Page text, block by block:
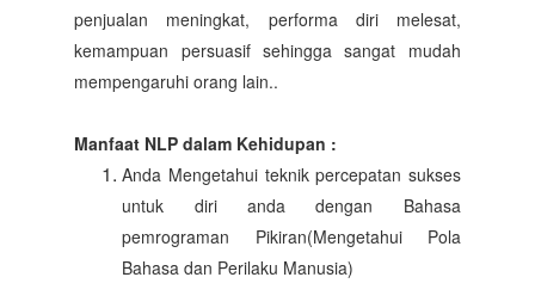
penjualan meningkat, performa diri melesat,
kemampuan persuasif sehingga sangat mudah
mempengaruhi orang lain..
Manfaat NLP dalam Kehidupan :
Anda Mengetahui teknik percepatan sukses
untuk diri anda dengan Bahasa
pemrograman Pikiran(Mengetahui Pola
Bahasa dan Perilaku Manusia)